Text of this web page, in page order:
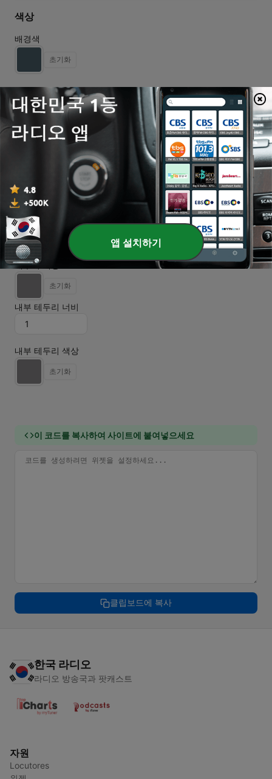
색상
배경색
초기화
글꼴 색상
초기화
보조 글꼴 색상
테두리
테두리 두께
테두리 색상
초기화
내부 테두리 너비
내부 테두리 색상
초기화
이 코드를 복사하여 사이트에 붙여넣으세요
클립보드에 복사
한국 라디오
라디오 방송국과 팟캐스트
자원
Locutores
앱 설치하기